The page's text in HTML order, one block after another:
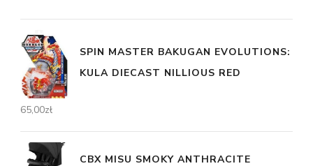
SPIN MASTER BAKUGAN EVOLUTIONS:
KULA DIECAST NILLIOUS RED
65,00zł
CBX MISU SMOKY ANTHRACITE